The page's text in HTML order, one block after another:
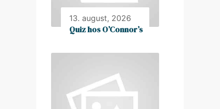
13. august, 2026
Quiz hos O’Connor’s